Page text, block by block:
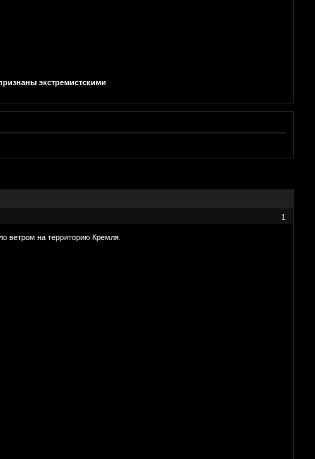
экстремистскими
1
ветром на территорию Кремля.